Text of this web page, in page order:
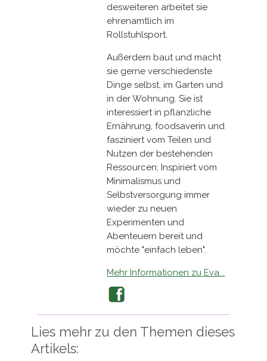
desweiteren arbeitet sie
ehrenamtlich im
Rollstuhlsport.
Außerdem baut und macht
sie gerne verschiedenste
Dinge selbst, im Garten und
in der Wohnung. Sie ist
interessiert in pflanzliche
Ernährung, foodsaverin und
fasziniert vom Teilen und
Nutzen der bestehenden
Ressourcen; Inspiriert vom
Minimalismus und
Selbstversorgung immer
wieder zu neuen
Experimenten und
Abenteuern bereit und
möchte "einfach leben".
Mehr Informationen zu Eva...
Lies mehr zu den Themen dieses
Artikels: